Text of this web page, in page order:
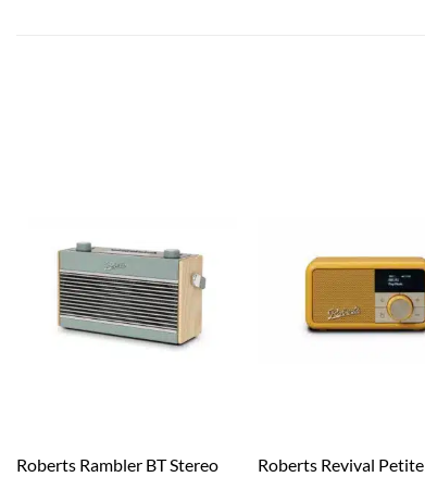
Roberts Rambler BT Stereo
Roberts Revival Petite